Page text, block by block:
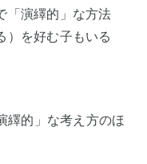
「演繹的」な方法
）を好む子もいる
繹的」な考え方のほ